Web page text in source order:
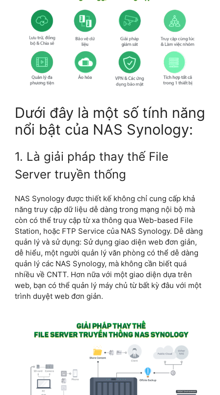
Dưới đây là một số tính năng
nổi bật của NAS Synology:
1. Là giải pháp thay thế File
Server truyền thống
NAS Synology được thiết kế không chỉ cung cấp khả
năng truy cập dữ liệu dễ dàng trong mạng nội bộ mà
còn có thể truy cập từ xa thông qua Web-based File
Station, hoặc FTP Service của NAS Synology. Dễ dàng
quản lý và sử dụng: Sử dụng giao diện web đơn giản,
dễ hiểu, một người quản lý văn phòng có thể dễ dàng
quản lý các NAS Synology, mà không cần biết quá
nhiều về CNTT. Hơn nữa với một giao diện dựa trên
web, bạn có thể quản lý máy chủ từ bất kỳ đâu với một
trình duyệt web đơn giản.